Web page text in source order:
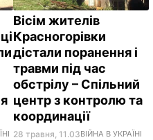
Вісім жителів
Красногорівки
дістали поранення і
травми під час
обстрілу – Спільний
центр з контролю та
координації
28 травня, 11.03ВІЙНА В УКРАЇНІ